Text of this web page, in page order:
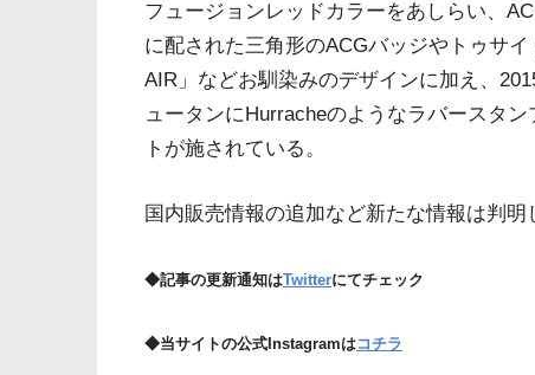
フュージョンレッドカラーをあしらい、
に配された三角形のACGバッジやトゥサ
AIR」などお馴染みのデザインに加え、
ュータンにHurracheのようなラバースタ
トが施されている。
国内販売情報の追加など新たな情報は判明
◆記事の更新通知はTwitterにてチェック
◆当サイトの公式Instagramはコチラ